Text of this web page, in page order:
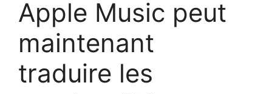
Apple Music peut
maintenant
traduire les